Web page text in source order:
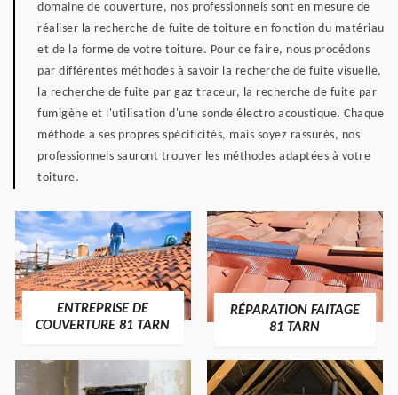
domaine de couverture, nos professionnels sont en mesure de
réaliser la recherche de fuite de toiture en fonction du matériau
et de la forme de votre toiture. Pour ce faire, nous procédons
par différentes méthodes à savoir la recherche de fuite visuelle,
la recherche de fuite par gaz traceur, la recherche de fuite par
fumigène et l'utilisation d'une sonde électro acoustique. Chaque
méthode a ses propres spécificités, mais soyez rassurés, nos
professionnels sauront trouver les méthodes adaptées à votre
toiture.
ENTREPRISE DE
COUVERTURE 81 TARN
RÉPARATION FAITAGE
81 TARN